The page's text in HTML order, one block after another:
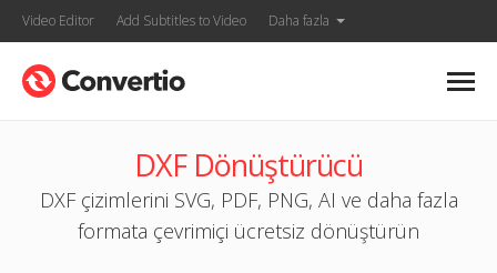
Video Editor Add Subtitles to Video Daha fazla
DXF Dönüştürücü
DXF çizimlerini SVG, PDF, PNG, AI ve daha fazla
formata çevrimiçi ücretsiz dönüştürün